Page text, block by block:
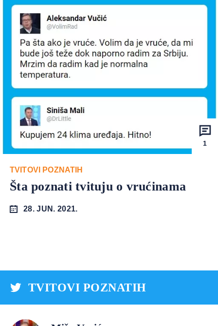
1
TVITOVI POZNATIH
Šta poznati tvituju o vrućinama
28. JUN. 2021.
TVITOVI POZNATIH